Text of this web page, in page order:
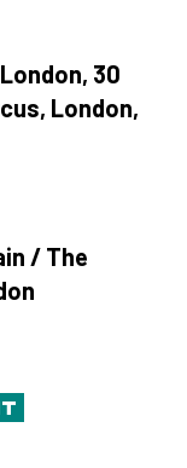
30
London,
/ The